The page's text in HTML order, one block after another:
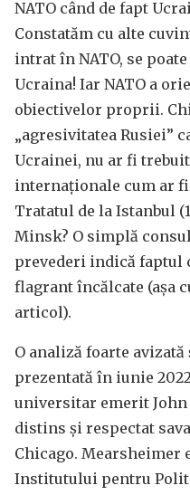
NATO când de fapt
Constatăm cu alte
intrat în NATO, se
Ucraina! Iar NATO a
obiectivelor proprii.
„agresivitatea Rusiei”
Ucrainei, nu ar fi
internaționale cum ar fi
Tratatul de la Istanbul
Minsk? O simplă
prevederi indică faptul
flagrant încălcate (așa
articol).
O analiză foarte
prezentată în iunie
universitar emerit
distins și respectat
Chicago. Mearsheimer
Institutului pentru